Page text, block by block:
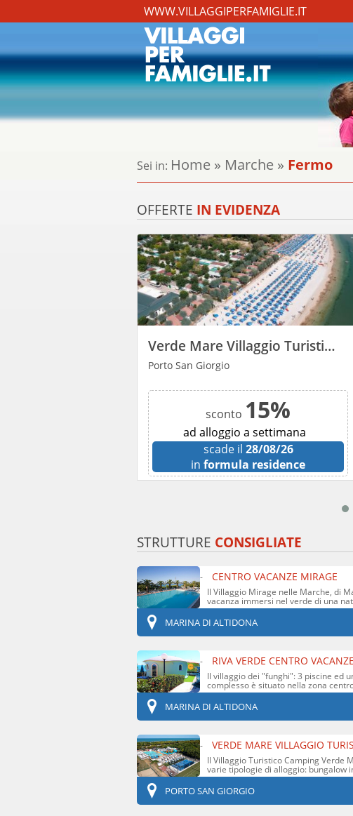
WWW.VILLAGGIPERFAMIGLIE.IT
Sei in: Home» Marche» Fermo
OFFERTE IN EVIDENZA
Verde Mare Villaggio Turistico Camping
Porto San Giorgio
sconto 15%
ad alloggio a settimana
scade il 28/08/26
informula residence
STRUTTURE CONSIGLIATE
MARINA DI ALTIDONA
- CENTRO VACANZE MIRAGE
Il Villaggio Mirage nelle Marche, di
vacanza immersi nel verde di una
MARINA DI ALTIDONA
- RIVA VERDE CENTRO VACANZE
Il villaggio dei "funghi": 3 piscine ed
complesso è situato nella zona
PORTO SAN GIORGIO
- VERDE MARE VILLAGGIO
Il Villaggio Turistico Camping Verde
varie tipologie di alloggio: bungalow
mobili fino ...